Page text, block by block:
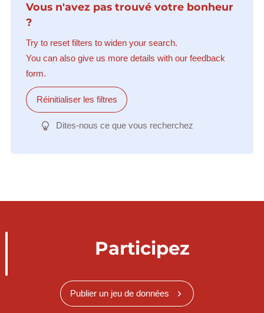
Vous n'avez pas trouvé votre bonheur
?
Try to reset filters to widen your search.
You can also give us more details with our feedback
form.
Réinitialiser les filtres
Dites-nous ce que vous recherchez
Participez
Publier un jeu de données